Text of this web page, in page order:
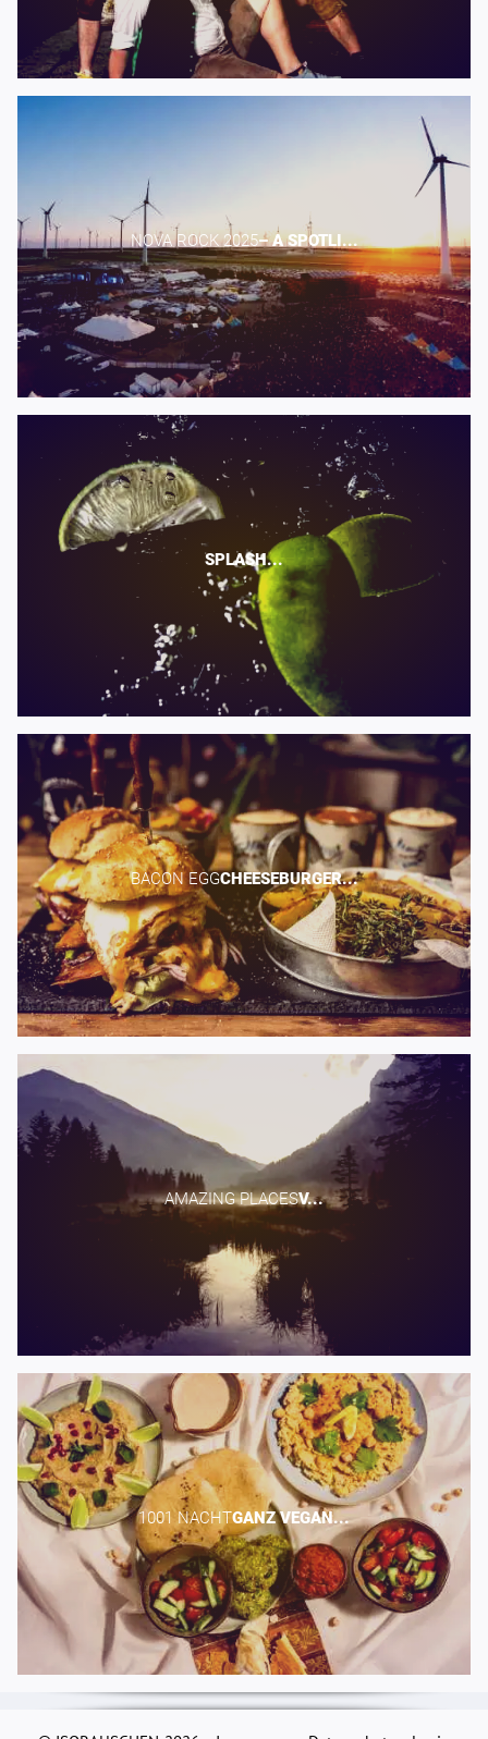
NOVA ROCK 2025​– A SPOTLI...
SPLASH...
BACON EGG​CHEESEBURGER...
AMAZING PLACES​V...
1001 NACHT​GANZ VEGAN...